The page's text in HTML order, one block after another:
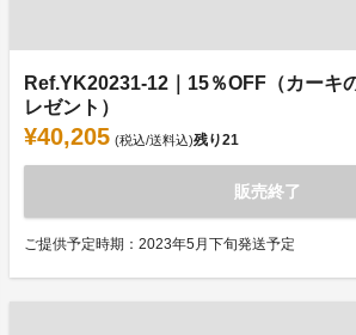
Ref.YK20231-12｜15％OFF（カーキ
レゼント）
¥40,205 (税込/送料込)残り21
販売終了
ご提供予定時期：2023年5月下旬発送予定